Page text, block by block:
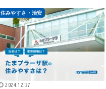
住みやすさ・治安
2024.12.27